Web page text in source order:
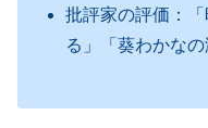
批評家の評価：
る」「葵わかなの